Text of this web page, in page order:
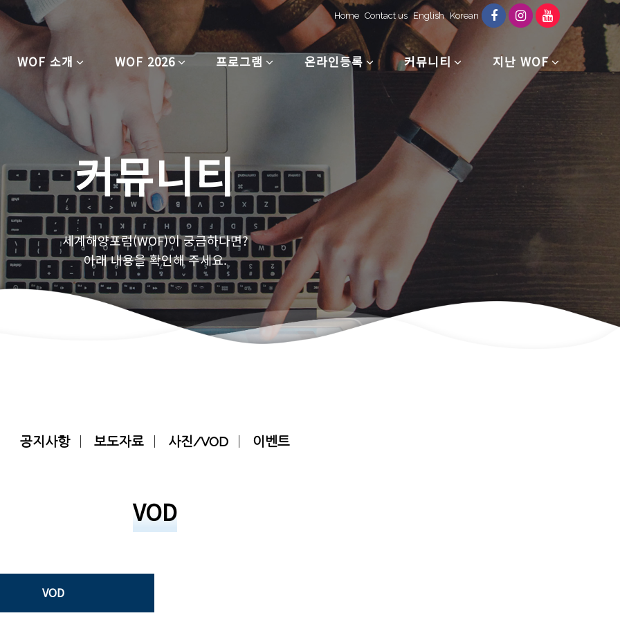
Home Contact us English Korean
WOF 소개 WOF 2026 프로그램 온라인등록 커뮤니티 지난 WOF
커뮤니티
세계해양포럼(WOF)이 궁금하다면?
아래 내용을 확인해 주세요.
공지사항 보도자료 사진/VOD 이벤트
VOD
VOD